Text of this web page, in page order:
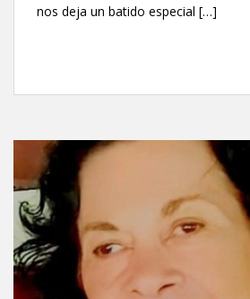
nos deja un batido especial […]